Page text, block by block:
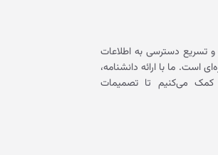
تسریع دسترسی به اطلاعات
ما با ارائه دانشنامه،
کمک می‌کنیم تا تصمیمات